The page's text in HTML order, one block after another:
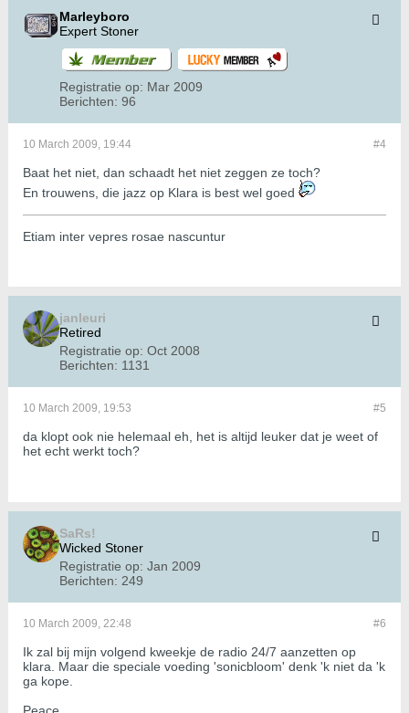
Marleyboro
Expert Stoner
Registratie op: Mar 2009
Berichten: 96
#4
10 March 2009, 19:44
Baat het niet, dan schaadt het niet zeggen ze toch?
En trouwens, die jazz op Klara is best wel goed
Etiam inter vepres rosae nascuntur
janleuri
Retired
Registratie op: Oct 2008
Berichten: 1131
#5
10 March 2009, 19:53
da klopt ook nie helemaal eh, het is altijd leuker dat je weet of
het echt werkt toch?
SaRs!
Wicked Stoner
Registratie op: Jan 2009
Berichten: 249
#6
10 March 2009, 22:48
Ik zal bij mijn volgend kweekje de radio 24/7 aanzetten op
klara. Maar die speciale voeding 'sonicbloom' denk 'k niet da 'k
ga kope.